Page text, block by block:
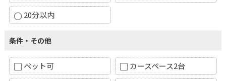
20分以内
条件・その他
ペット可
カースペース2台